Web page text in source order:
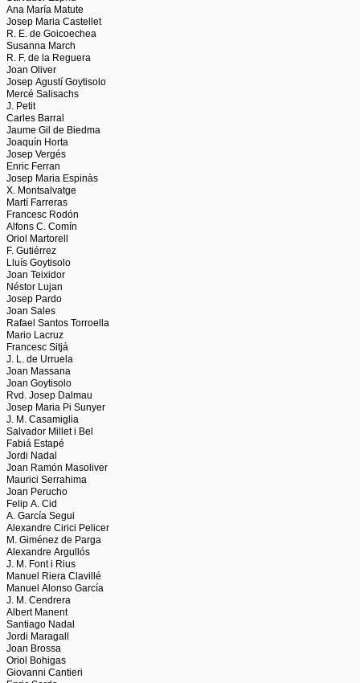
Ana María Matute
Josep Maria Castellet
R. E. de Goicoechea
Susanna March
R. F. de la Reguera
Joan Oliver
Josep Agustí Goytisolo
Mercé Salisachs
J. Petit
Carles Barral
Jaume Gil de Biedma
Joaquín Horta
Josep Vergés
Enric Ferran
Josep Maria Espinàs
X. Montsalvatge
Martí Farreras
Francesc Rodón
Alfons C. Comín
Oriol Martorell
F. Gutiérrez
Lluís Goytisolo
Joan Teixidor
Néstor Lujan
Josep Pardo
Joan Sales
Rafael Santos Torroella
Mario Lacruz
Francesc Sitjá
J. L. de Urruela
Joan Massana
Joan Goytisolo
Rvd. Josep Dalmau
Josep Maria Pi Sunyer
J. M. Casamiglia
Salvador Millet i Bel
Fabiá Estapé
Jordi Nadal
Joan Ramón Masoliver
Maurici Serrahima
Joan Perucho
Felip A. Cid
A. García Segui
Alexandre Cirici Pelicer
M. Giménez de Parga
Alexandre Argullós
J. M. Font i Rius
Manuel Riera Clavillé
Manuel Alonso García
J. M. Cendrera
Albert Manent
Santiago Nadal
Jordi Maragall
Joan Brossa
Oriol Bohigas
Giovanni Cantieri